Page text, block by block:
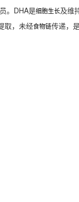
。DHA是细胞生长及维
取，未经食物链传递，